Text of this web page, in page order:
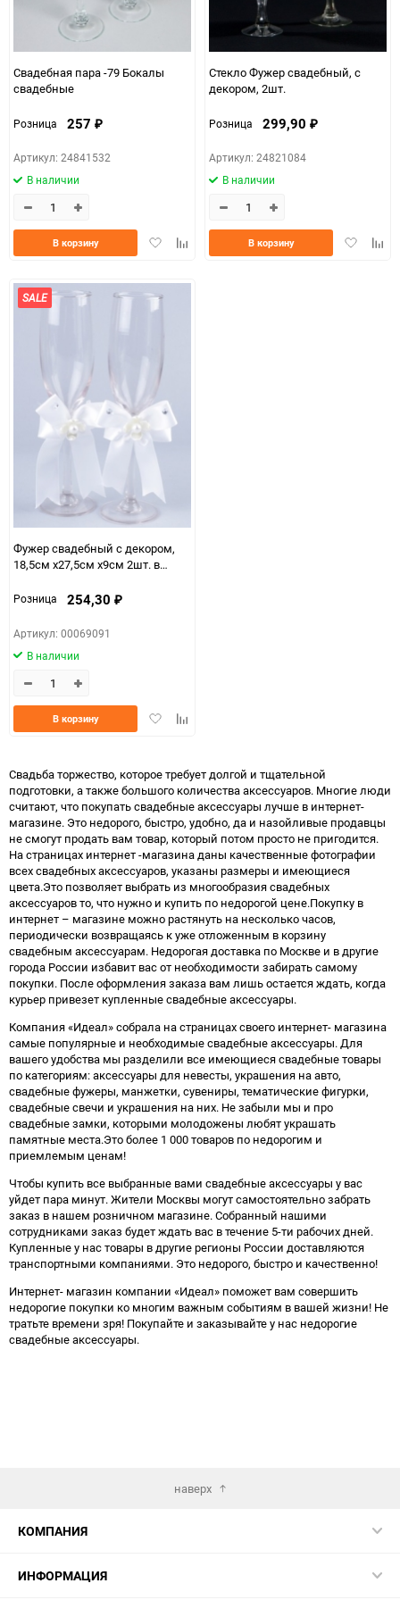
Свадебная пара -79 Бокалы
свадебные
Розница 257 ₽
Артикул: 24841532
В наличии
ДобавитьДобавить
В корзину
Стекло Фужер свадебный, с
декором, 2шт.
Розница 299,90 ₽
Артикул: 24821084
В наличии
Добавить
В корзину
SALE
Фужер свадебный с декором,
18,5см х27,5см х9см 2шт. в
Розница 254,30 ₽
Артикул: 00069091
В наличии
ДобавитьДобавить
В корзину
Свадьба торжество, которое требует долгой и тщательной
подготовки, а также большого количества аксессуаров. Многие люди
считают, что покупать свадебные аксессуары лучше в интернет-
магазине. Это недорого, быстро, удобно, да и назойливые продавцы
не смогут продать вам товар, который потом просто не пригодится.
На страницах интернет -магазина даны качественные фотографии
всех свадебных аксессуаров, указаны размеры и имеющиеся
цвета.Это позволяет выбрать из многообразия свадебных
аксессуаров то, что нужно и купить по недорогой цене.Покупку в
интернет – магазине можно растянуть на несколько часов,
периодически возвращаясь к уже отложенным в корзину
свадебным аксессуарам. Недорогая доставка по Москве и в другие
города России избавит вас от необходимости забирать самому
покупки. После оформления заказа вам лишь остается ждать, когда
курьер привезет купленные свадебные аксессуары.
Компания «Идеал» собрала на страницах своего интернет- магазина
самые популярные и необходимые свадебные аксессуары. Для
вашего удобства мы разделили все имеющиеся свадебные товары
по категориям: аксессуары для невесты, украшения на авто,
свадебные фужеры, манжетки, сувениры, тематические фигурки,
свадебные свечи и украшения на них. Не забыли мы и про
свадебные замки, которыми молодожены любят украшать
памятные места.Это более 1 000 товаров по недорогим и
приемлемым ценам!
Чтобы купить все выбранные вами свадебные аксессуары у вас
уйдет пара минут. Жители Москвы могут самостоятельно забрать
заказ в нашем розничном магазине. Собранный нашими
сотрудниками заказ будет ждать вас в течение 5-ти рабочих дней.
Купленные у нас товары в другие регионы России доставляются
транспортными компаниями. Это недорого, быстро и качественно!
Интернет- магазин компании «Идеал» поможет вам совершить
недорогие покупки ко многим важным событиям в вашей жизни! Не
тратьте времени зря! Покупайте и заказывайте у нас недорогие
свадебные аксессуары.
наверх
КОМПАНИЯ
ИНФОРМАЦИЯ